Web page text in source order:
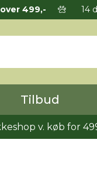
499,- 14
Tilbud
v. køb for